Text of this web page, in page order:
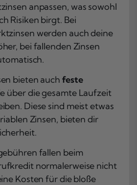
anpassen, was sowohl
Risiken birgt. Bei
werden auch deine
bei fallenden Zinsen
bieten auch feste
über die gesamte Laufzeit
Diese sind meist etwas
Zinsen, bieten dir
fallen beim
normalerweise nicht
Kosten für die bloße